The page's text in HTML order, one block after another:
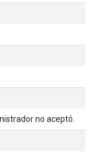
no aceptó.